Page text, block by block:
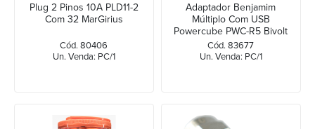
Plug 2 Pinos 10A PLD11-2
Com 32 MarGirius
Cód. 80406
Un. Venda: PC/1
Adaptador Benjamim
Múltiplo Com USB
Powercube PWC-R5 Bivolt
ELG
Cód. 83677
Un. Venda: PC/1